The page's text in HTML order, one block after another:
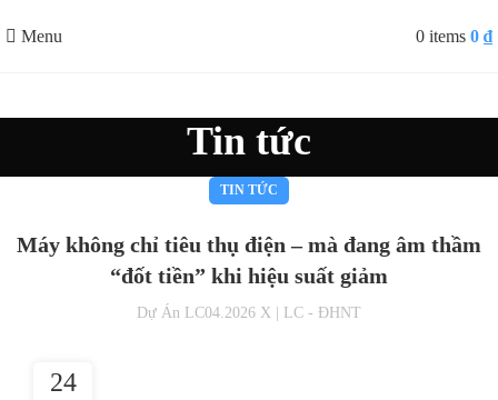
Menu 0 items 0 ₫
Tin tức
TIN TỨC
Máy không chỉ tiêu thụ điện – mà đang âm thầm
“đốt tiền” khi hiệu suất giảm
Dự Án LC04.2026 X | LC - ĐHNT
24